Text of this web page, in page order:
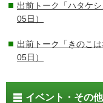
出前トーク「ハタケ
05日）
出前トーク「きのこ
05日）
イベント・その他